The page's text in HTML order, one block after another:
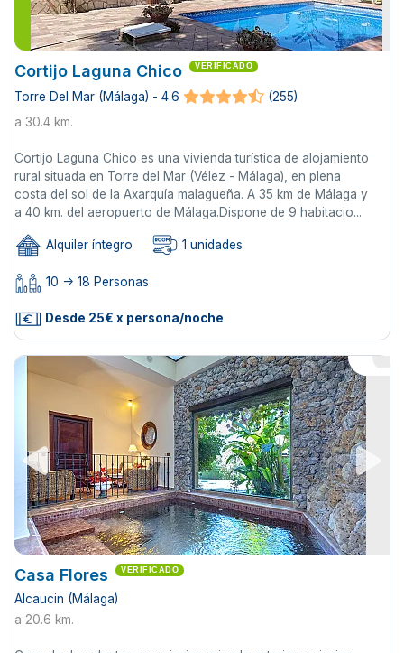
Cortijo Laguna Chico VERIFICADO
Torre Del Mar (Málaga) - 4.6
(255)
a 30.4 km.
Cortijo Laguna Chico es una vivienda turística de alojamiento
rural situada en Torre del Mar (Vélez - Málaga), en plena
costa del sol de la Axarquí­a malagueña. A 35 km de Málaga y
a 40 km. del aeropuerto de Málaga.Dispone de 9 habitacio...
Alquiler íntegro 1 unidades
10 -> 18 Personas
Desde 25€ x persona/noche
Casa Flores VERIFICADO
Alcaucin (Málaga)
a 20.6 km.